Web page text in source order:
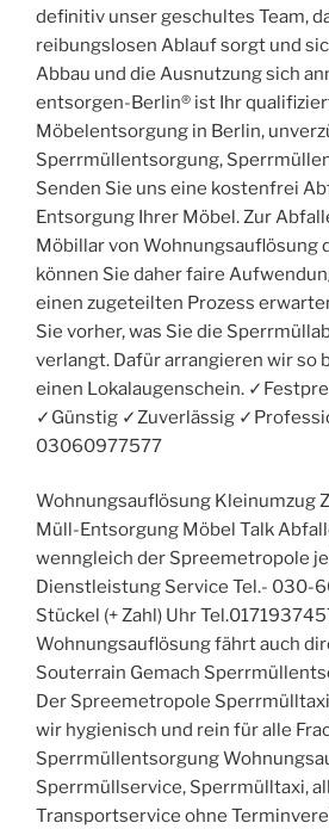
definitiv unser geschultes Team,
reibungslosen Ablauf sorgt und
Abbau und die Ausnutzung sich
entsorgen-Berlin® ist Ihr
Möbelentsorgung in Berlin,
Sperrmüllentsorgung,
Senden Sie uns eine kostenfrei
Entsorgung Ihrer Möbel. Zur
Möbillar von Wohnungsauflösung
können Sie daher faire
einen zugeteilten Prozess
Sie vorher, was Sie die
verlangt. Dafür arrangieren wir so
einen Lokalaugenschein.
✓Günstig ✓Zuverlässig
03060977577
Wohnungsauflösung Kleinumzug
Müll-Entsorgung Möbel Talk
wenngleich der Spreemetropole
Dienstleistung Service Tel.- 030-
Stückel (+ Zahl) Uhr
Wohnungsauflösung fährt auch
Souterrain Gemach
Der Spreemetropole
wir hygienisch und rein für alle
Sperrmüllentsorgung
Sperrmüllservice, Sperrmülltaxi,
Transportservice ohne